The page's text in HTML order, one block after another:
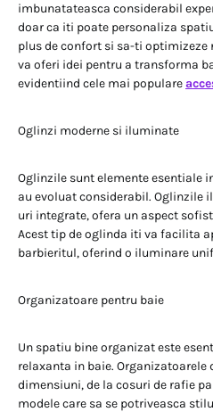
imbunatateasca considerabil
doar ca iti poate personaliza
plus de confort si sa-ti
va oferi idei pentru a transforma
evidentiind cele mai populare
Oglinzi moderne si iluminate
Oglinzile sunt elemente esentiale
au evoluat considerabil. Oglinzile
uri integrate, ofera un aspect
Acest tip de oglinda iti va facilita
barbieritul, oferind o iluminare
Organizatoare pentru baie
Un spatiu bine organizat este
relaxanta in baie. Organizatoarele
dimensiuni, de la cosuri de rafie
modele care sa se potriveasca